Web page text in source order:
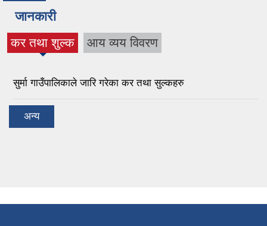
जानकारी
कर तथा शुल्क
(active tab) आय व्यय विवरण
सुर्मा गाउँपालिकाले जारि गरेका कर तथा सुल्कहरु
अन्य